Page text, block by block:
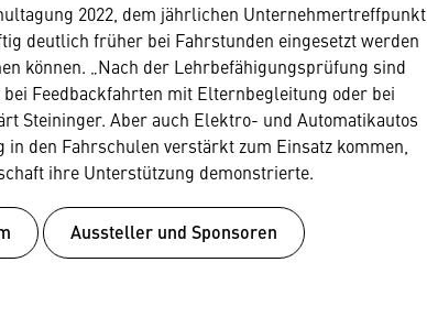
2022, dem jährlichen Unternehmertreffpunkt
deutlich früher bei Fahrstunden eingesetzt werden
können. „Nach der Lehrbefähigungsprüfung sind
Feedbackfahrten mit Elternbegleitung oder bei
Steininger. Aber auch Elektro- und Automatikautos
den Fahrschulen verstärkt zum Einsatz kommen,
ihre Unterstützung demonstrierte.
Aussteller und Sponsoren